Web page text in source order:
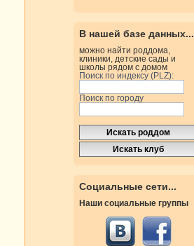
В нашей базе данных...
можно найти роддома,
клиники, детские сады и
школы рядом с домом
Поиск по индексу (PLZ):
Поиск по городу
Социальные сети...
Наши социальные группы